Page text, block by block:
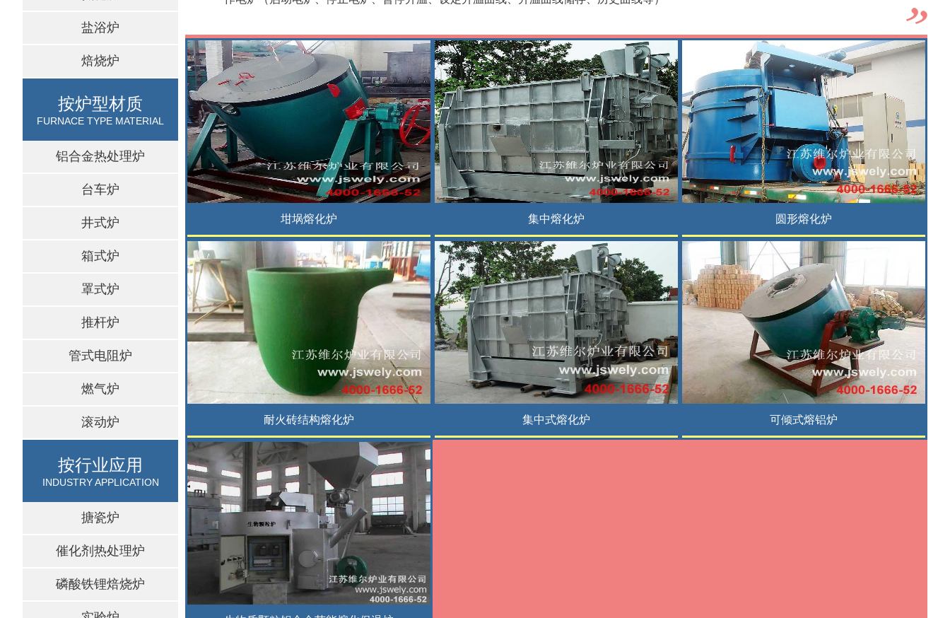
盐浴炉
焙烧炉
按炉型材质
FURNACE TYPE MATERIAL
铝合金热处理炉
台车炉
井式炉
箱式炉
罩式炉
推杆炉
管式电阻炉
燃气炉
滚动炉
按行业应用
INDUSTRY APPLICATION
搪瓷炉
催化剂热处理炉
磷酸铁锂焙烧炉
坩埚熔化炉 集中熔化炉 圆形熔化炉
耐火砖结构熔化炉 集中式熔化炉 可倾式熔铝炉